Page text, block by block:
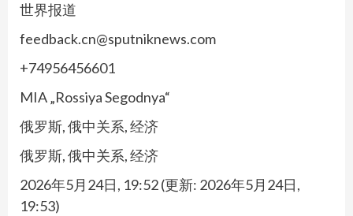
世界报道
feedback.cn@sputniknews.com
+74956456601
MIA „Rossiya Segodnya“
俄罗斯, 俄中关系, 经济
俄罗斯, 俄中关系, 经济
2026年5月24日, 19:52(更新: 2026年5月24日,
19:53)